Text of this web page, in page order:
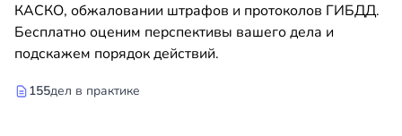
КАСКО, обжаловании штрафов и протоколов ГИБДД.
Бесплатно оценим перспективы вашего дела и
подскажем порядок действий.
155дел в практике